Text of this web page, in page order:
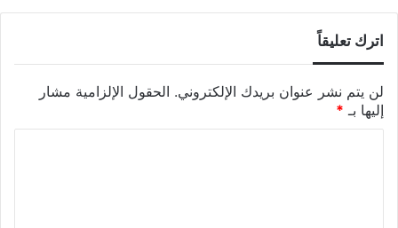
اترك تعليقاً
لن يتم نشر عنوان بريدك الإلكتروني. الحقول الإلزامية مشار
إليها بـ *